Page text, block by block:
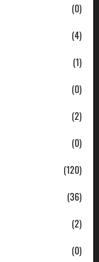
(0)
(4)
(1)
(0)
(2)
(0)
(120)
(36)
(2)
(0)